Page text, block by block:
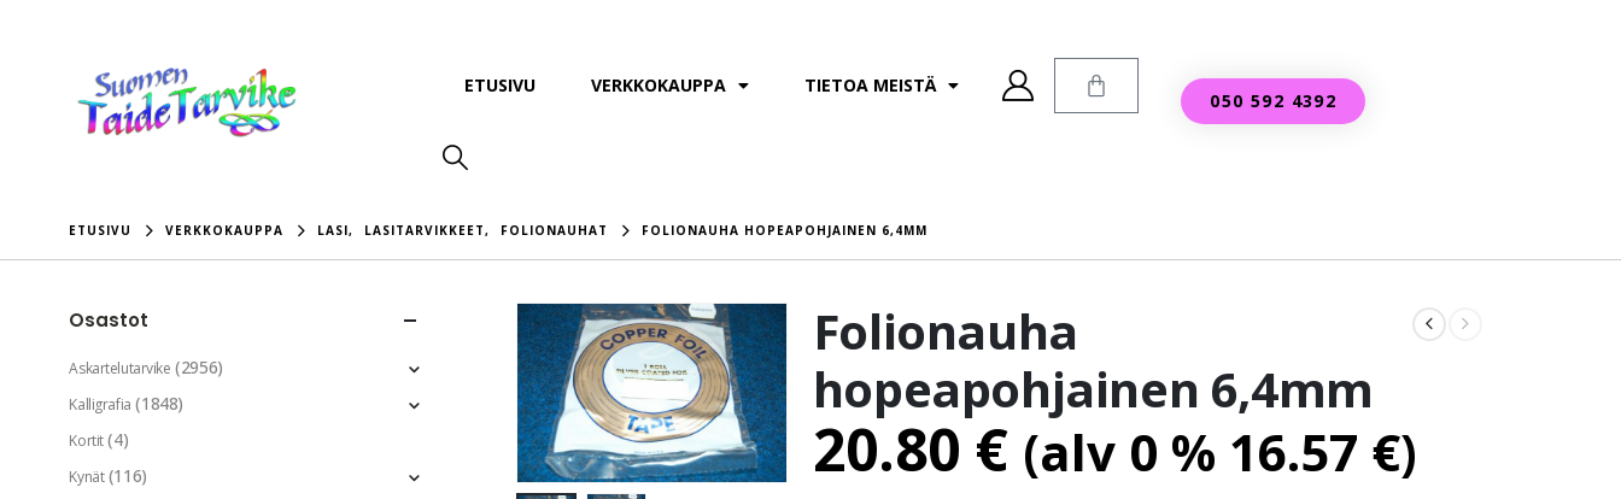
ETUSIVU VERKKOKAUPPA TIETOA MEISTÄ
050 592 4392
ETUSIVU VERKKOKAUPPA LASI, LASITARVIKKEET, FOLIONAUHAT FOLIONAUHA HOPEAPOHJAINEN 6,4MM
Folionauha
hopeapohjainen 6,4mm
20.80 € (alv 0 % 16.57 €)
Osastot
Askartelutarvike (2956)
Kalligrafia (1848)
Kortit (4)
Kynät (116)